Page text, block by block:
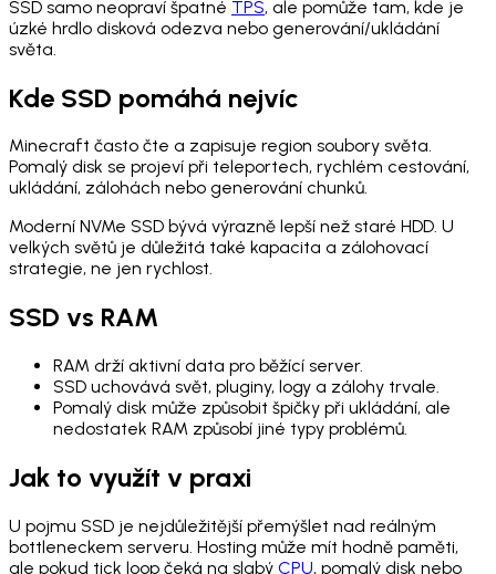
SSD samo neopraví špatné TPS, ale pomůže tam, kde je
úzké hrdlo disková odezva nebo generování/ukládání
světa.
Kde SSD pomáhá nejvíc
Minecraft často čte a zapisuje region soubory světa.
Pomalý disk se projeví při teleportech, rychlém cestování,
ukládání, zálohách nebo generování chunků.
Moderní NVMe SSD bývá výrazně lepší než staré HDD. U
velkých světů je důležitá také kapacita a zálohovací
strategie, ne jen rychlost.
SSD vs RAM
RAM drží aktivní data pro běžící server.
SSD uchovává svět, pluginy, logy a zálohy trvale.
Pomalý disk může způsobit špičky při ukládání, ale
nedostatek RAM způsobí jiné typy problémů.
Jak to využít v praxi
U pojmu SSD je nejdůležitější přemýšlet nad reálným
bottleneckem serveru. Hosting může mít hodně paměti,
ale pokud tick loop čeká na slabý CPU, pomalý disk nebo